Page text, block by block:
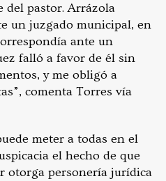
del pastor. Arrázola
un juzgado municipal, en
ante un
falló a favor de él sin
y me obligó a
comenta Torres vía
meter a todas en el
el hecho de que
personería jurídica